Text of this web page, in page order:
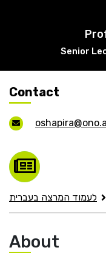
Senior
Contact
לעמוד המרצה בעברית
About